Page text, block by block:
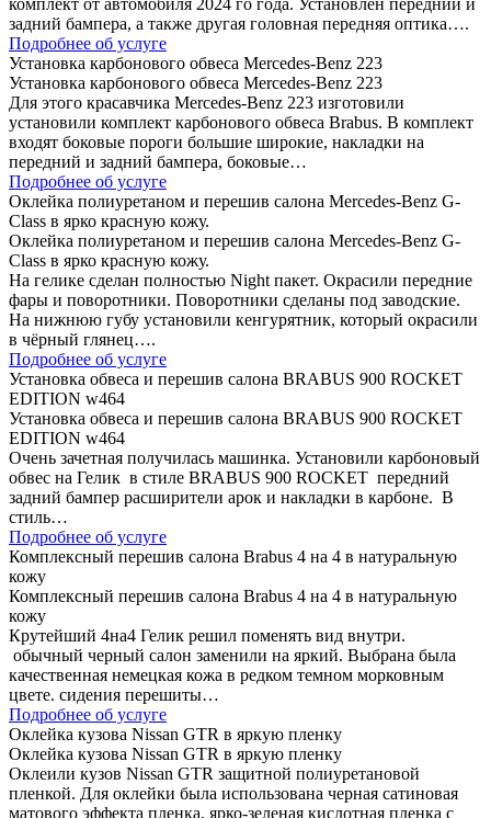
комплект от автомобиля 2024 го года. Установлен передний и
задний бампера, а также другая головная передняя оптика….
Подробнее об услуге
Установка карбонового обвеса Mercedes-Benz 223
Установка карбонового обвеса Mercedes-Benz 223
Для этого красавчика Mercedes-Benz 223 изготовили
установили комплект карбонового обвеса Brabus. В комплект
входят боковые пороги большие широкие, накладки на
передний и задний бампера, боковые…
Подробнее об услуге
Оклейка полиуретаном и перешив салона Mercedes-Benz G-
Class в ярко красную кожу.
Оклейка полиуретаном и перешив салона Mercedes-Benz G-
Class в ярко красную кожу.
На гелике сделан полностью Night пакет. Окрасили передние
фары и поворотники. Поворотники сделаны под заводские.
На нижнюю губу установили кенгурятник, который окрасили
в чёрный глянец….
Подробнее об услуге
Установка обвеса и перешив салона BRABUS 900 ROCKET
EDITION w464
Установка обвеса и перешив салона BRABUS 900 ROCKET
EDITION w464
Очень зачетная получилась машинка. Установили карбоновый
обвес на Гелик в стиле BRABUS 900 ROCKET передний
задний бампер расширители арок и накладки в карбоне. В
стиль…
Подробнее об услуге
Комплексный перешив салона Brabus 4 на 4 в натуральную
кожу
Комплексный перешив салона Brabus 4 на 4 в натуральную
кожу
Крутейший 4на4 Гелик решил поменять вид внутри.
обычный черный салон заменили на яркий. Выбрана была
качественная немецкая кожа в редком темном морковным
цвете. сидения перешиты…
Подробнее об услуге
Оклейка кузова Nissan GTR в яркую пленку
Оклейка кузова Nissan GTR в яркую пленку
Оклеили кузов Nissan GTR защитной полиуретановой
пленкой. Для оклейки была использована черная сатиновая
матового эффекта пленка, ярко-зеленая кислотная пленка с